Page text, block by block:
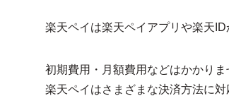
楽天ペイは楽天ペイアプリや楽天
初期費用・月額費用などはかかり
楽天ペイはさまざまな決済方法に